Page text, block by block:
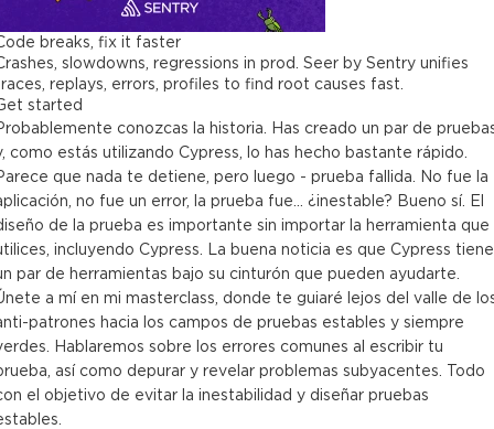
breaks, fix it faster
slowdowns, regressions in prod. Seer by Sentry unifies
replays, errors, profiles to find root causes fast.
started
conozcas la historia. Has creado un par de
como estás utilizando Cypress, lo has hecho bastante rápido.
que nada te detiene, pero luego - prueba fallida. No fue la
no fue un error, la prueba fue... ¿inestable? Bueno sí. El
de la prueba es importante sin importar la herramienta que
incluyendo Cypress. La buena noticia es que Cypress tiene
par de herramientas bajo su cinturón que pueden ayudarte.
a mí en mi masterclass, donde te guiaré lejos del valle de
patrones hacia los campos de pruebas estables y siempre
Hablaremos sobre los errores comunes al escribir tu
así como depurar y revelar problemas subyacentes. Todo
el objetivo de evitar la inestabilidad y diseñar pruebas